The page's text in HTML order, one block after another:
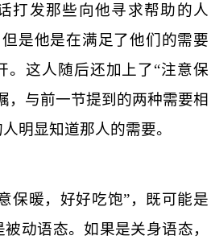
打发那些向他寻求帮助的人
是他是在满足了他们的需要
。这人随后还加上了“注意保
，与前一节提到的两种需要相
明显知道那人的需要。
保暖，好好吃饱”，既可能是
动语态。如果是关身语态，